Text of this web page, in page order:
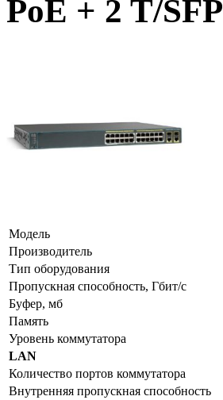
PoE + 2 T/SFP
Модель
Производитель
Тип оборудования
Пропускная способность, Гбит/с
Буфер, мб
Память
Уровень коммутатора
LAN
Количество портов коммутатора
Внутренняя пропускная способность